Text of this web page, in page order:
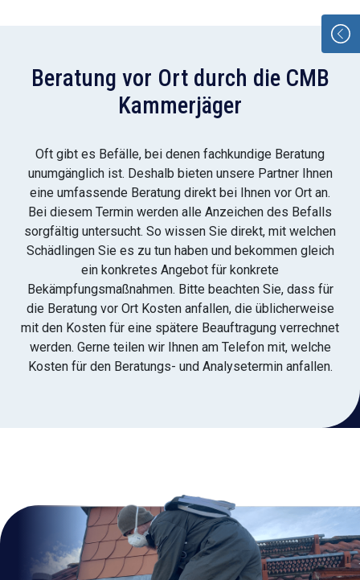
Beratung vor Ort durch die CMB
Kammerjäger
Oft gibt es Befälle, bei denen fachkundige Beratung
unumgänglich ist. Deshalb bieten unsere Partner Ihnen
eine umfassende Beratung direkt bei Ihnen vor Ort an.
Bei diesem Termin werden alle Anzeichen des Befalls
sorgfältig untersucht. So wissen Sie direkt, mit welchen
Schädlingen Sie es zu tun haben und bekommen gleich
ein konkretes Angebot für konkrete
Bekämpfungsmaßnahmen. Bitte beachten Sie, dass für
die Beratung vor Ort Kosten anfallen, die üblicherweise
mit den Kosten für eine spätere Beauftragung verrechnet
werden. Gerne teilen wir Ihnen am Telefon mit, welche
Kosten für den Beratungs- und Analysetermin anfallen.